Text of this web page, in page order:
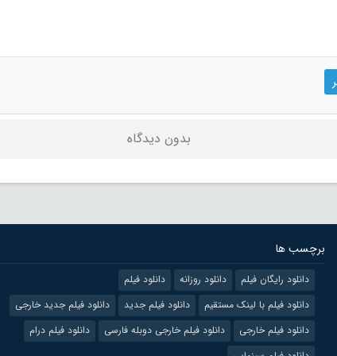
بدون دیدگاه
برچسب ها
دانلود رایگان فیلم دانلود روزانه
دانلود فیلم
دانلود فیلم با لینک مستقیم
دانلود فیلم جدید
دانلود فیلم جدید خارجی
دانلود فیلم خارجی
دانلود فیلم خارجی دوبله فارسی
دانلود فیلم درام